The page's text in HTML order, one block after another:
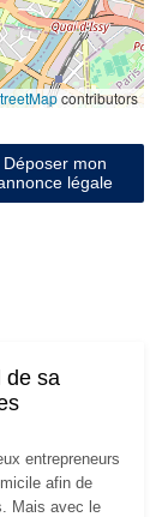
contributors
Déposer mon
légale
de sa
entrepreneurs
afin de
Mais avec le